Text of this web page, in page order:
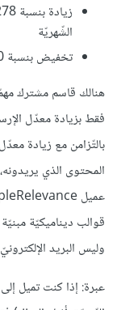
الشّهريّة
تخفيض بنسبة 60% لاستبعادات البريد الإلكترونيّ المرسل
هنالك قاسم مشترك مهمّ
فقط بزيادة معدّل
قوالب ديناميكيّة
وليس البريد
عبرة: إذا كنت تميل